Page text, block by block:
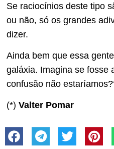
Se raciocínios deste tipo
ou não, só os grandes
dizer.
Ainda bem que essa
galáxia. Imagina se fosse
confusão não
(*) Valter Pomar